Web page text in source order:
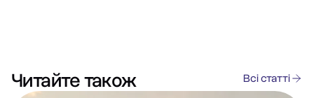
Читайте також Всі статті